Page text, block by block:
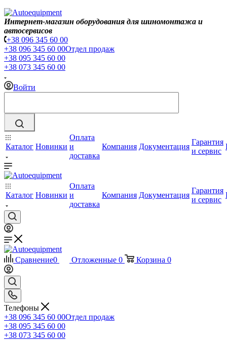
Интернет-магазин оборудования для шиномонтажа и
автосервисов
+38 096 345 60 00
+38 096 345 60 00Отдел продаж
+38 095 345 60 00
+38 073 345 60 00
Войти
Каталог Новинки
Оплата
и
доставка
Компания Документация
Гарантия
и сервис
Каталог Новинки
Оплата
и
доставка
Компания Документация
Гарантия
и сервис
Сравнение0 Отложенные 0 Корзина 0
Телефоны
+38 096 345 60 00Отдел продаж
+38 095 345 60 00
+38 073 345 60 00